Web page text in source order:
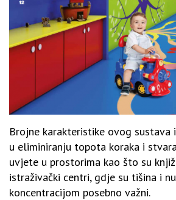
Brojne karakteristike ovog sustava
u eliminiranju topota koraka i
uvjete u prostorima kao što su
istraživački centri, gdje su tišina i
koncentracijom posebno važni.